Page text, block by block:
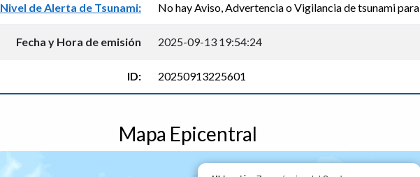
Nivel de Alerta de Tsunami: No hay Aviso, Advertencia o Vigilancia de tsunami
Fecha y Hora de emisión 2025-09-13 19:54:24
ID: 20250913225601
Mapa Epicentral